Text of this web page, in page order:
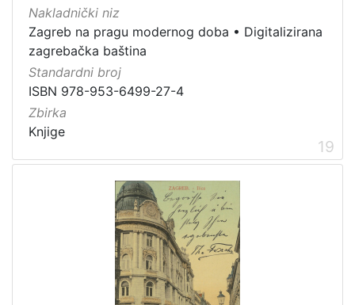
Nakladnički niz
Zagreb na pragu modernog doba • Digitalizirana
zagrebačka baština
Standardni broj
ISBN 978-953-6499-27-4
Zbirka
Knjige
19